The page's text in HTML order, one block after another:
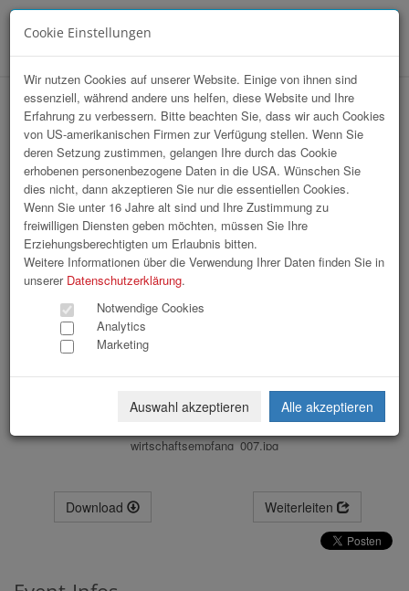
Wirtschaftsempfang
wirtschaftsempfang_007.jpg
Download Weiterleiten
Cookie Einstellungen
Wir nutzen Cookies auf unserer Website. Einige von ihnen sind
essenziell, während andere uns helfen, diese Website und Ihre
Erfahrung zu verbessern. Bitte beachten Sie, dass wir auch Cookies
von US-amerikanischen Firmen zur Verfügung stellen. Wenn Sie
deren Setzung zustimmen, gelangen Ihre durch das Cookie
erhobenen personenbezogene Daten in die USA. Wünschen Sie
dies nicht, dann akzeptieren Sie nur die essentiellen Cookies.
Wenn Sie unter 16 Jahre alt sind und Ihre Zustimmung zu
freiwilligen Diensten geben möchten, müssen Sie Ihre
Erziehungsberechtigten um Erlaubnis bitten.
Weitere Informationen über die Verwendung Ihrer Daten finden Sie in
unserer Datenschutzerklärung.
Notwendige Cookies
Analytics
Marketing
Auswahl akzeptieren Alle akzeptieren